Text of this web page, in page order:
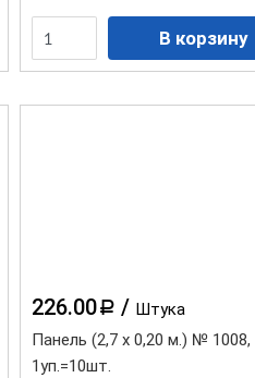
226.00 a / Штука
Панель (2,7 х 0,20 м.) № 1008,
1уп.=10шт.